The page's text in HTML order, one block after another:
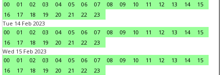
00
01 02 03 04 05 06 07 08 09 10 11 12 13 14
15
16
17 18 19 20 21 22
23
Tue 14 Feb 2023
00
01 02 03 04 05 06 07 08 09 10 11 12 13 14
15
16
17 18 19 20 21 22
23
Wed 15 Feb 2023
00
01 02 03 04 05 06 07 08 09 10 11 12 13 14
15
16
17 18 19 20 21 22
23